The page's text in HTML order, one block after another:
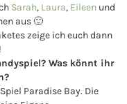
Sarah, Laura, Eileen und
aus 🙂
zeige ich euch dann
Was könnt ihr
Paradise Bay. Die